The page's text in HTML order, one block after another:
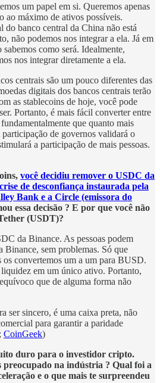
um papel em si. Queremos apenas
ao máximo de ativos possíveis.
do banco central da China não está
não podemos nos integrar a ela. Já em
como será. Idealmente,
nos integrar diretamente a ela.
centrais são um pouco diferentes das
digitais dos bancos centrais terão
as stablecoins de hoje, você pode
Portanto, é mais fácil converter entre
que quanto mais
de governos validará o
a participação de mais pessoas.
você decidiu remover o USDC da
de desconfiança instaurada pela
Bank e a Circle (emissora do
essa decisão ? E por que você não
(USDT)?
da Binance. As pessoas podem
Binance, sem problemas. Só que
os convertemos um a um para BUSD.
em um único ativo. Portanto,
que de alguma forma não
ser sincero, é uma caixa preta, não
para garantir a paridade
; CoinGeek)
duro para o investidor cripto.
preocupado na indústria ? Qual foi a
e o que mais te surpreendeu